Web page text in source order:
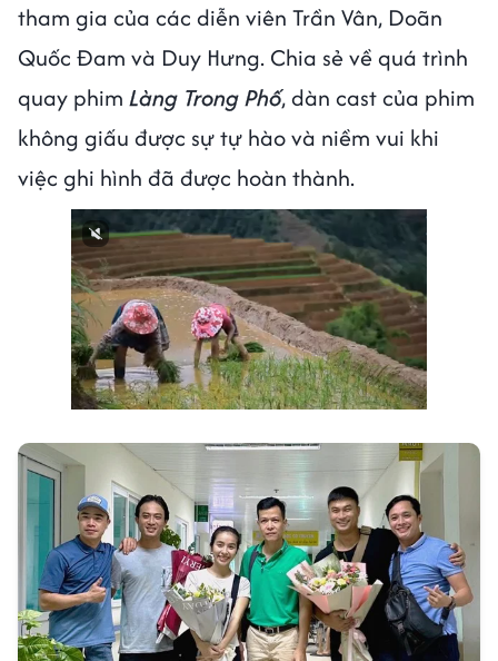
tham gia của các diễn viên Trần Vân, Doãn
Quốc Đam và Duy Hưng. Chia sẻ về quá trình
quay phim Làng Trong Phố, dàn cast của phim
không giấu được sự tự hào và niềm vui khi
việc ghi hình đã được hoàn thành.